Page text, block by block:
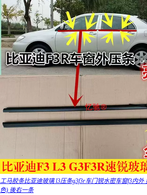
工马胶条比亚迪玻璃 l3压条g3f3r车门锐水密车窗f3内外
色) 後右一条